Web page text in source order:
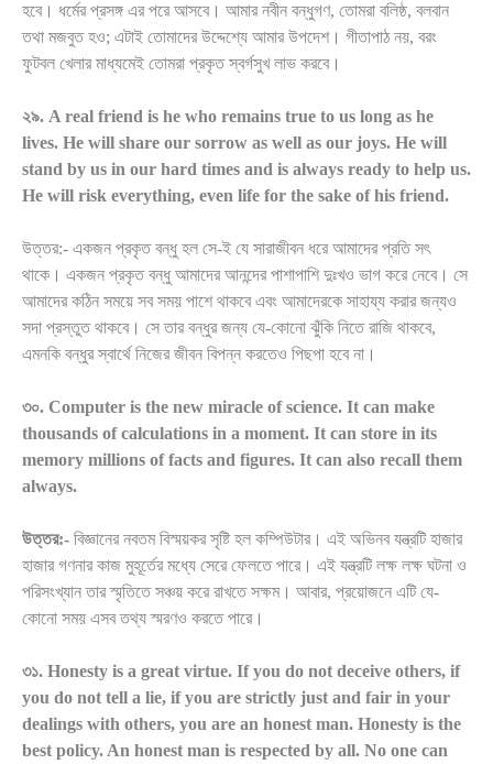
হবে। ধর্মের প্রসঙ্গ এর পরে আসবে। আমার নবীন বন্ধুগণ, তোমরা বলিষ্ঠ, বলবান
তথা মজবুত হও; এটাই তোমাদের উদ্দেশ্যে আমার উপদেশ। গীতাপাঠ নয়, বরং
ফুটবল খেলার মাধ্যমেই তোমরা প্রকৃত স্বর্গসুখ লাভ করবে।
২৯. A real friend is he who remains true to us long as he
lives. He will share our sorrow as well as our joys. He will
stand by us in our hard times and is always ready to help us.
He will risk everything, even life for the sake of his friend.
উত্তর:- একজন প্রকৃত বন্ধু হল সে-ই যে সারাজীবন ধরে আমাদের প্রতি সৎ
থাকে। একজন প্রকৃত বন্ধু আমাদের আনন্দের পাশাপাশি দুঃখও ভাগ করে নেবে। সে
আমাদের কঠিন সময়ে সব সময় পাশে থাকবে এবং আমাদেরকে সাহায্য করার জন্যও
সদা প্রস্তুত থাকবে। সে তার বন্ধুর জন্য যে-কোনো ঝুঁকি নিতে রাজি থাকবে,
এমনকি বন্ধুর স্বার্থে নিজের জীবন বিপন্ন করতেও পিছপা হবে না।
৩০. Computer is the new miracle of science. It can make
thousands of calculations in a moment. It can store in its
memory millions of facts and figures. It can also recall them
always.
উত্তর:- বিজ্ঞানের নবতম বিস্ময়কর সৃষ্টি হল কম্পিউটার। এই অভিনব যন্ত্রটি হাজার
হাজার গণনার কাজ মুহূর্তের মধ্যে সেরে ফেলতে পারে। এই যন্ত্রটি লক্ষ লক্ষ ঘটনা ও
পরিসংখ্যান তার স্মৃতিতে সঞ্চয় করে রাখতে সক্ষম। আবার, প্রয়োজনে এটি যে-
কোনো সময় এসব তথ্য স্মরণও করতে পারে।
৩১. Honesty is a great virtue. If you do not deceive others, if
you do not tell a lie, if you are strictly just and fair in your
dealings with others, you are an honest man. Honesty is the
best policy. An honest man is respected by all. No one can